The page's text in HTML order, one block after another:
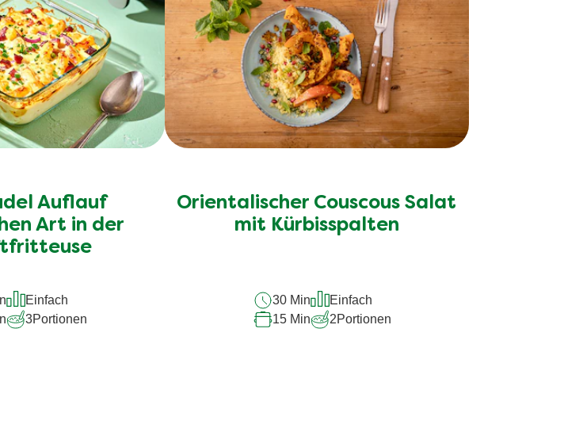
Auflauf
Art in der
Einfach
3Portionen
Orientalischer Couscous Salat
mit Kürbisspalten
30 Min
Einfach
15 Min
2Portionen